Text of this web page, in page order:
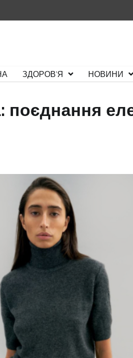
ЗДОРОВ’Я НОВИНИ
поєднання